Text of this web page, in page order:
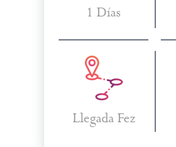
1 Días
Llegada Fez